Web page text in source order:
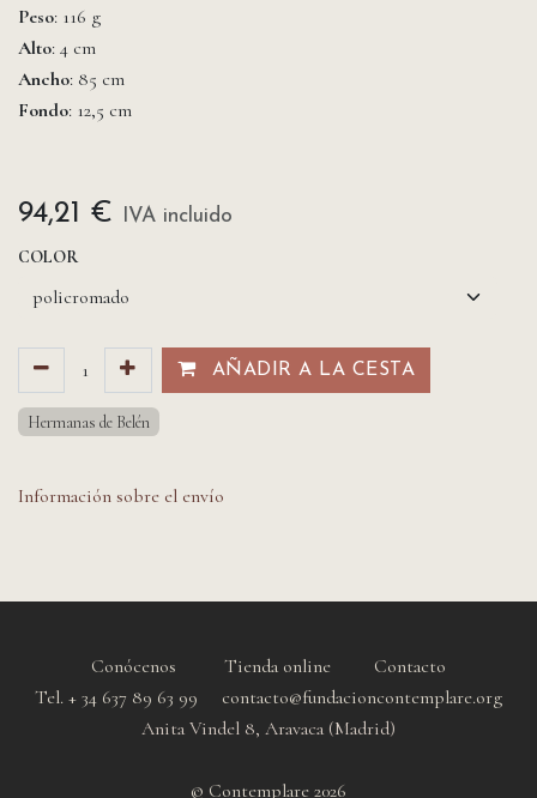
Peso: 116 g
Alto: 4 cm
Ancho: 85 cm
Fondo: 12,5 cm
94,21 €
IVA incluido
COLOR
AÑADIR A LA CESTA​​
Hermanas de Belén
Información sobre el envío
Conócenos Tienda online
Contacto
Tel. + 34 637 89 63 99 contacto@fundacioncontemplare.org
Anita Vindel 8, Aravaca (Madrid)
© Contemplare 2026